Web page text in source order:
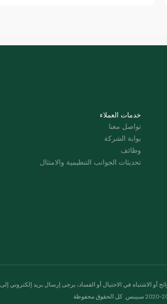
خدمات العملاء
تواصل معنا
بوابة الشركة
وظائف
تحديثات الجوانب التنظيمية والامتثال
أو الاشتباه في الاحتيال أو الفساد، يرجى إرسال بريد إلكتروني إلى